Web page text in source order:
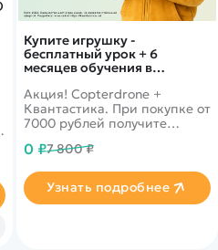
Купите игрушку -
бесплатный урок + 6
месяцев обучения в
Акция! Copterdrone +
Квантастика. При покупке от
7000 рублей получите
нашего партнера
0 ₽7 800 ₽
Узнать подробнее